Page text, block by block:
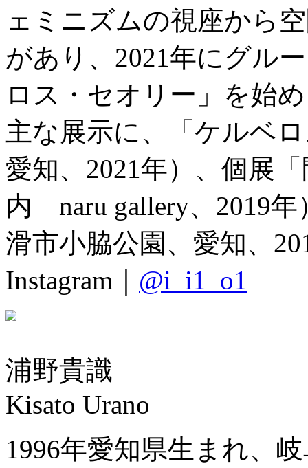
ェミニズムの視座から
があり、2021年にグル
ロス・セオリー」を始
主な展示に、「ケルベ
愛知、2021年）、個展
内 naru gallery、2019
滑市小脇公園、愛知、
Instagram｜ @i_i1_o1
浦野貴識
Kisato Urano
1996年愛知県生まれ、